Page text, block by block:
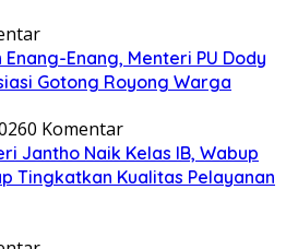
Enang, Menteri PU Dody
Gotong Royong Warga
0 Komentar
Jantho Naik Kelas IB, Wabup
Tingkatkan Kualitas Pelayanan